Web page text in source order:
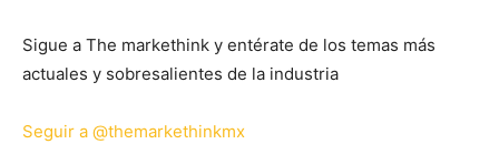
Sigue a The markethink y entérate de los temas más
actuales y sobresalientes de la industria
Seguir a @themarkethinkmx